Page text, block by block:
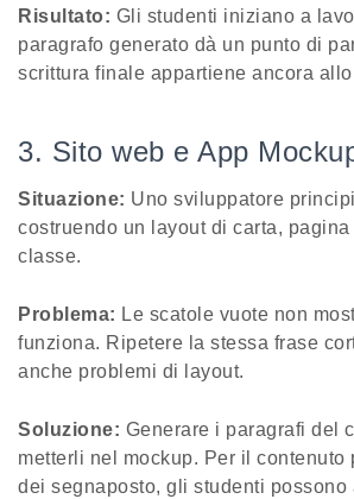
Risultato: Gli studenti iniziano a
paragrafo generato dà un punto di
scrittura finale appartiene ancora
3. Sito web e App
Situazione: Uno sviluppatore
costruendo un layout di carta,
classe.
Problema: Le scatole vuote non
funziona. Ripetere la stessa frase
anche problemi di layout.
Soluzione: Generare i paragrafi del
metterli nel mockup. Per il contenuto
dei segnaposto, gli studenti possono